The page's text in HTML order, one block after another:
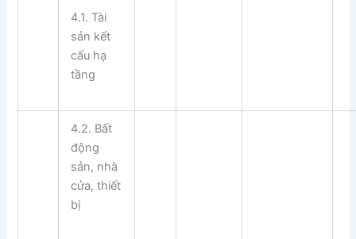
4.1. Tài
sản kết
cấu hạ
tầng
4.2. Bất
động
sản, nhà
cửa, thiết
bị